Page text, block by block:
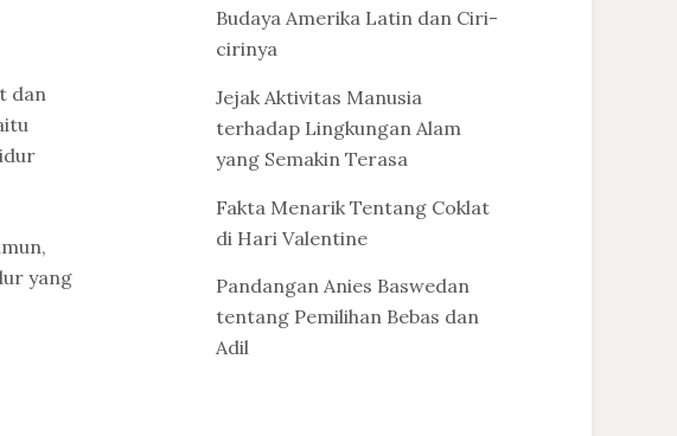
dan
yang
Budaya Amerika Latin dan Ciri-
cirinya
Jejak Aktivitas Manusia
terhadap Lingkungan Alam
yang Semakin Terasa
Fakta Menarik Tentang Coklat
di Hari Valentine
Pandangan Anies Baswedan
tentang Pemilihan Bebas dan
Adil